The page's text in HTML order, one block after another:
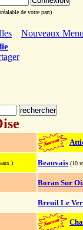
de votre part)
Nouveaux
) Beauvais (10
Boran Sur
Breuil Le